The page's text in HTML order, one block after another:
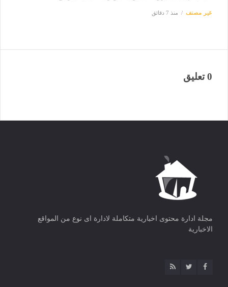
غير مصنف منذ 7 دقائق
0 تعليق
مجلة ادارة محتوى اخبارية متكاملة لادارة اى نوع من المواقع
الاخبارية